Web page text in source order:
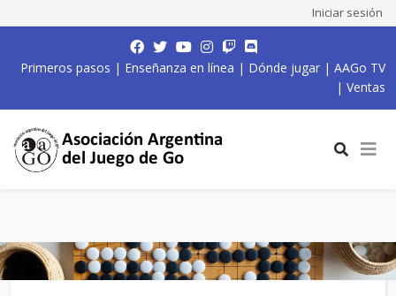
Iniciar sesión
Primeros pasos | Enseñanza en línea | Dónde jugar | AAGo TV
| Ventas